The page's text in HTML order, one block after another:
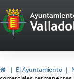
Portal
Web
del
HomeEl Ayuntamiento